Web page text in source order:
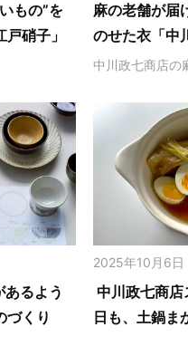
もの”を
硝子」
麻の老舗が届
のせた衣「中
中川政七商店の
るよう
づくり
2025年10月6日
中川政七商
日も、土鍋ま